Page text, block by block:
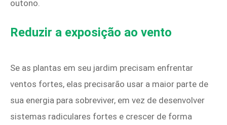
outono.
Reduzir a exposição ao vento
Se as plantas em seu jardim precisam enfrentar
ventos fortes, elas precisarão usar a maior parte de
sua energia para sobreviver, em vez de desenvolver
sistemas radiculares fortes e crescer de forma